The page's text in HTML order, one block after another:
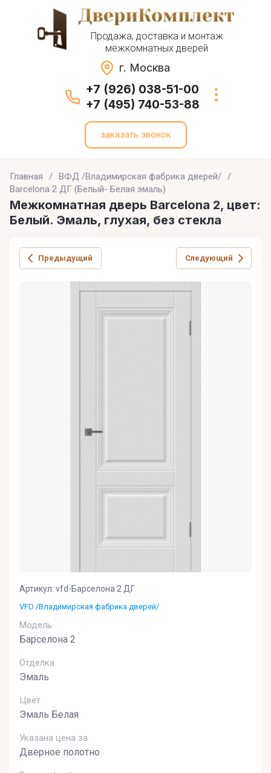
Продажа, доставка и монтаж
межкомнатных дверей
г. Москва
+7 (926) 038-51-00
+7 (495) 740-53-88
заказать звонок
Главная / ВФД /Владимирская фабрика дверей/ /
Barcelona 2 ДГ (Белый- Белая эмаль)
Межкомнатная дверь Barcelona 2, цвет:
Белый. Эмаль, глухая, без стекла
Предыдущий Следующий
Артикул: vfd-Барселона 2 ДГ
VFD /Владимирская фабрика дверей/
Модель
Барселона 2
Отделка
Эмаль
Цвет
Эмаль Белая
Указана цена за
Дверное полотно